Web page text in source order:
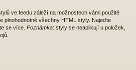
ve feedu záleží na možnostech vámi použité
plnohodnotně všechny HTML styly. Najeďte
se více. Poznámka: styly se neaplikují u položek,